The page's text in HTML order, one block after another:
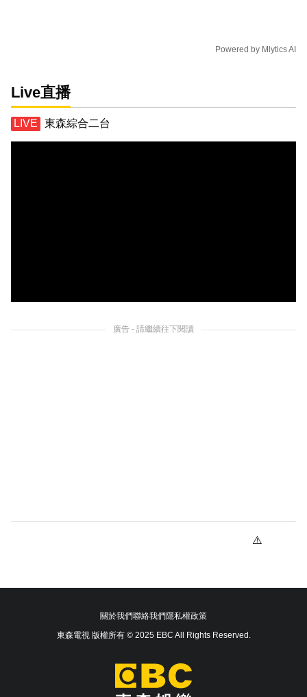
Powered by Mlytics AI
Live直播
東森綜合二台
廣告 - 請繼續往下閱讀
關於我們聯絡我們隱私權政策
東森電視 版權所有 © 2025 EBC All Rights Reserved.